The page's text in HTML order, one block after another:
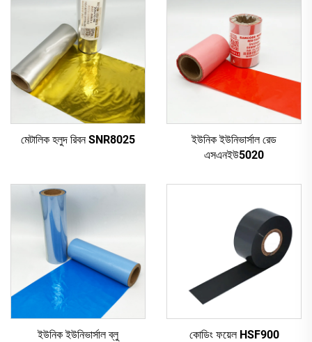
মেটালিক হলুদ রিবন SNR8025
ইউনিক ইউনিভার্সাল রেড
এসএনইউ5020
ইউনিক ইউনিভার্সাল ব্লু
কোডিং ফয়েল HSF900